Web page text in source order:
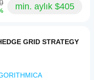
min. aylık $405
GRID STRATEGY